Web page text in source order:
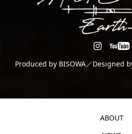
Produced by BISOWA／Designed
ABOUT